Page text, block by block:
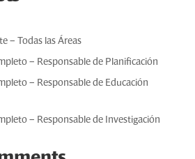
– Todas las Áreas
– Responsable de Planificación
– Responsable de Educación
– Responsable de Investigación